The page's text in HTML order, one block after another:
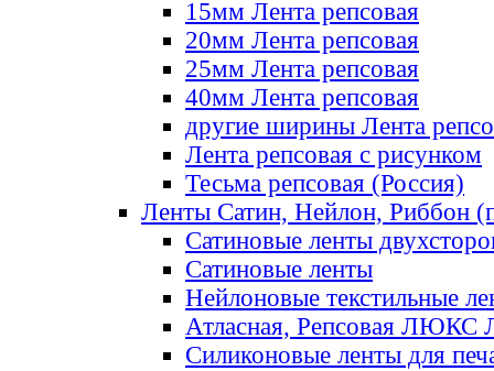
15мм Лента репсовая
20мм Лента репсовая
25мм Лента репсовая
40мм Лента репсовая
другие ширины Лента
Лента репсовая с рисунком
Тесьма репсовая (Россия)
Ленты Сатин, Нейлон, Риббон
Сатиновые ленты
Сатиновые ленты
Нейлоновые текстильные
Атласная, Репсовая ЛЮКС
Силиконовые ленты для